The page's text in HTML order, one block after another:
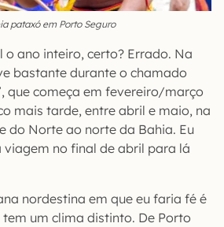
pataxó em Porto Seguro
o ano inteiro, certo? Errado. Na
bastante durante o chamado
que começa em fevereiro/março
mais tarde, entre abril e maio, na
do Norte ao norte da Bahia. Eu
viagem no final de abril para lá
nordestina em que eu faria fé é
tem um clima distinto. De Porto